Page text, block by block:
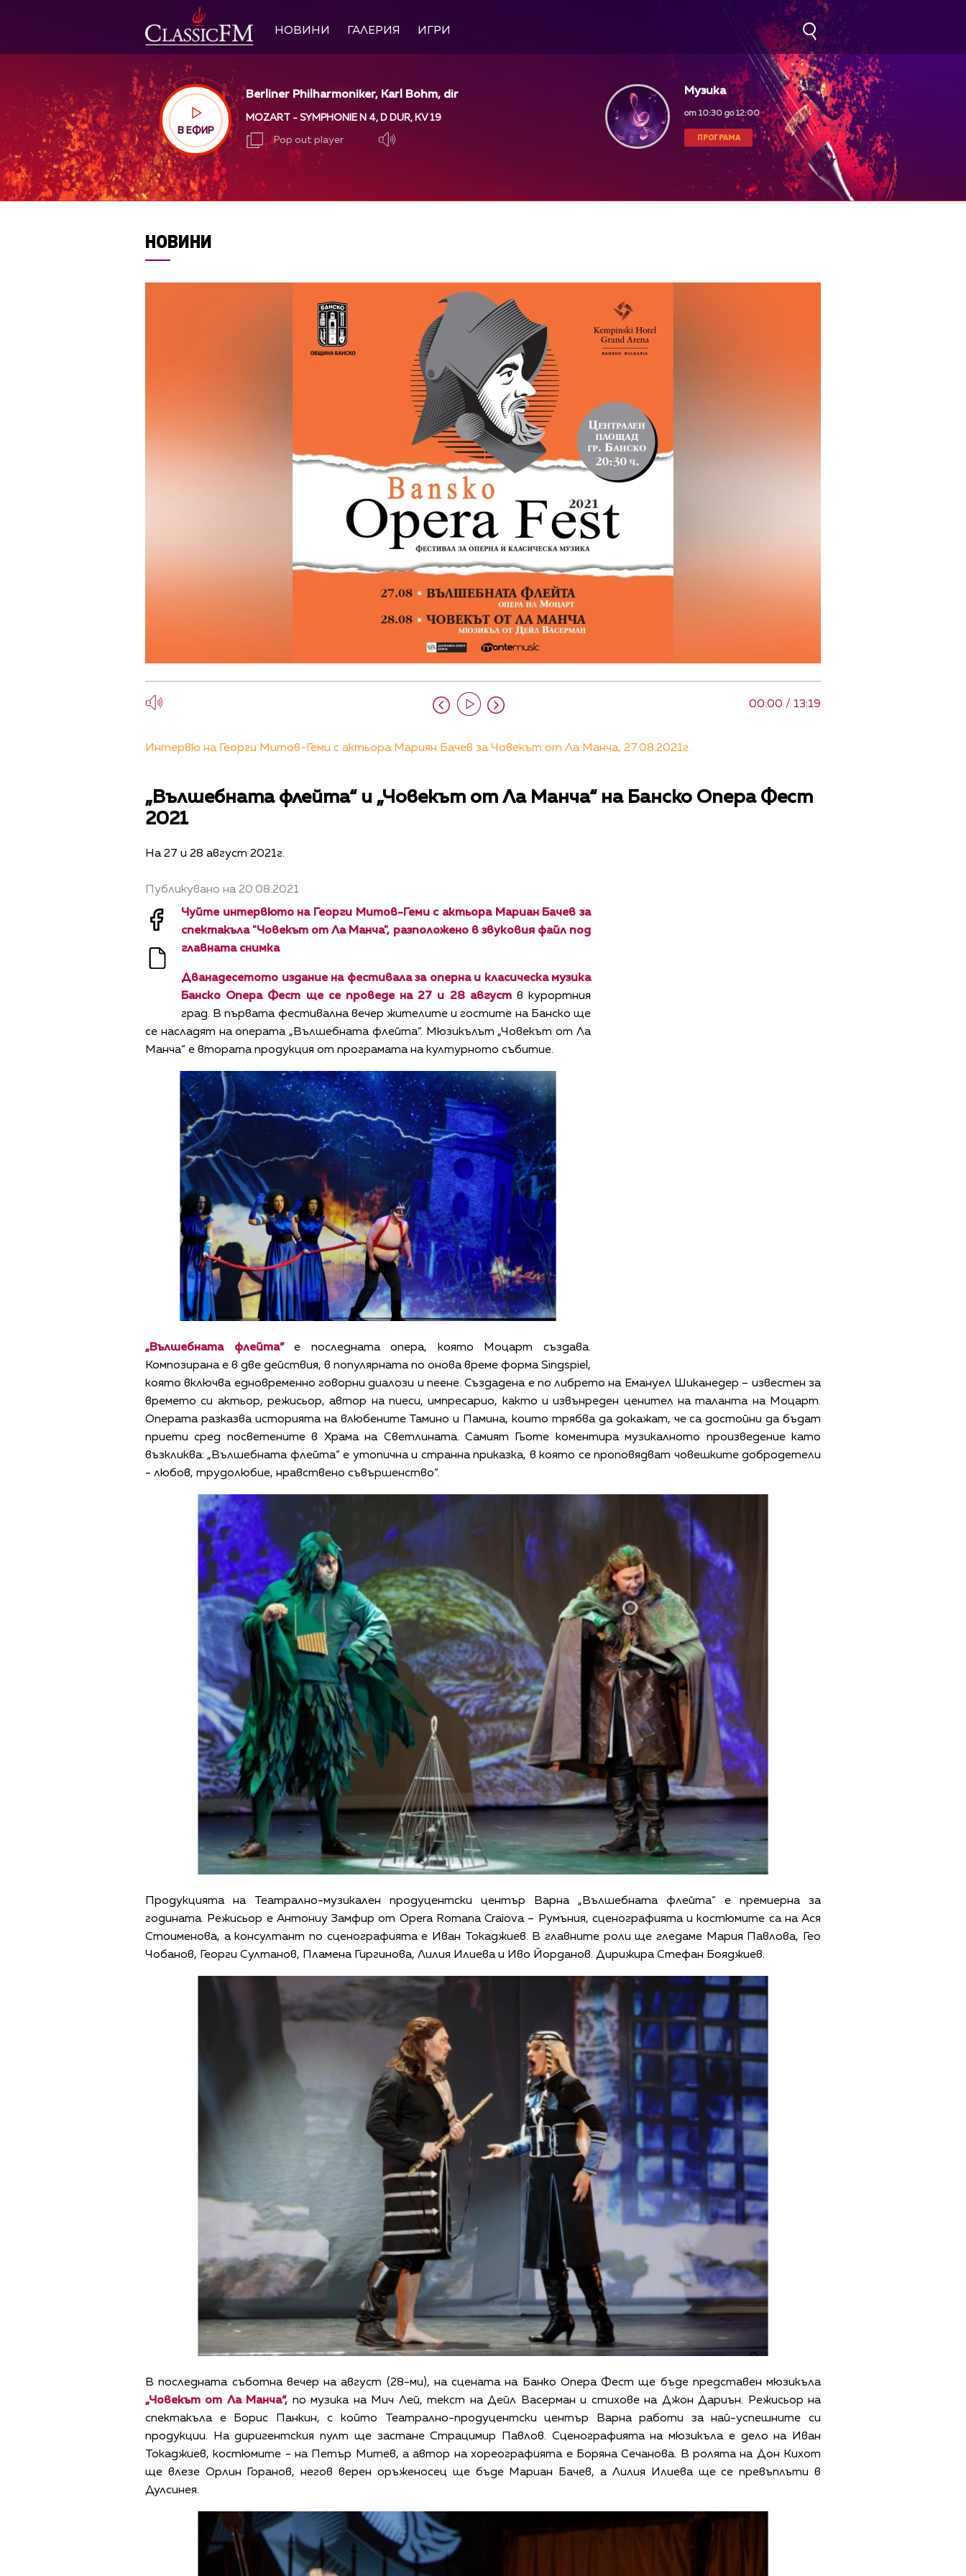
НОВИНИ ГАЛЕРИЯ ИГРИ
В ЕФИР
Berliner Philharmoniker, Karl Bohm, dir
MOZART - SYMPHONIE N 4, D DUR, KV 19
Pop out player
Музика
от 10:30 до 12:00
ПРОГРАМА
НОВИНИ
00:00 / 13:19
Интервю на Георги Митов-Геми с актьора Мариян Бачев за Човекът от Ла Манча, 27.08.2021г.
„Вълшебната флейта“ и „Човекът от Ла Манча“ на Банско Опера Фест
2021
На 27 и 28 август 2021г.
Публикувано на 20.08.2021
Чуйте интервюто на Георги Митов-Геми с актьора Мариан Бачев за
спектакъла "Човекът от Ла Манча", разположено в звуковия файл под
главната снимка
Дванадесетото издание на фестивала за оперна и класическа музика
Банско Опера Фест ще се проведе на 27 и 28 августв курортния
град. В първата фестивална вечер жителите и гостите на Банско ще
се насладят на операта „Вълшебната флейта“. Мюзикълът „Човекът от Ла
Манча“ е втората продукция от програмата на културното събитие.
„Вълшебната флейта”е последната опера, която Моцарт създава.
Композирана е в две действия, в популярната по онова време форма Singspiel,
която включва едновременно говорни диалози и пеене. Създадена е по либрето на Емануел Шиканедер – известен за
времето си актьор, режисьор, автор на пиеси, импресарио, както и извънреден ценител на таланта на Моцарт.
Операта разказва историята на влюбените Тамино и Памина, които трябва да докажат, че са достойни да бъдат
приети сред посветените в Храма на Светлината. Самият Гьоте коментира музикалното произведение като
възкликва: „Вълшебната флейта“ е утопична и странна приказка, в която се проповядват човешките добродетели
- любов, трудолюбие, нравствено съвършенство“.
Продукцията на Театрално-музикален продуцентски център Варна „Вълшебната флейта“ е премиерна за
годината. Режисьор е Антониу Замфир от Opera Romana Craiova – Румъния, сценографията и костюмите са на Ася
Стоименова, а консултант по сценографията е Иван Токаджиев. В главните роли ще гледаме Мария Павлова, Гео
Чобанов, Георги Султанов, Пламена Гиргинова, Лилия Илиева и Иво Йорданов. Дирижира Стефан Бояджиев.
В последната съботна вечер на август (28-ми), на сцената на Банко Опера Фест ще бъде представен мюзикъла
„Човекът от Ла Манча“, по музика на Мич Лей, текст на Дейл Васерман и стихове на Джон Дариън. Режисьор на
спектакъла е Борис Панкин, с който Театрално-продуцентски център Варна работи за най-успешните си
продукции. На диригентския пулт ще застане Страцимир Павлов. Сценографията на мюзикъла е дело на Иван
Токаджиев, костюмите - на Петър Митев, а автор на хореографията е Боряна Сечанова. В ролята на Дон Кихот
ще влезе Орлин Горанов, негов верен оръженосец ще бъде Мариан Бачев, а Лилия Илиева ще се превъплъти в
Дулсинея.